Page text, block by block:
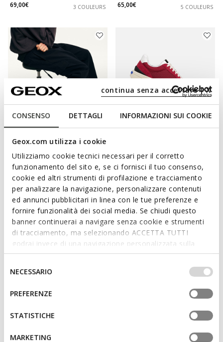
CONSENSO DETTAGLI INFORMAZIONI SUI COOKIE
Geox.com utilizza i cookie
Utilizziamo cookie tecnici necessari per il corretto
funzionamento del sito e, se ci fornisci il tuo consenso,
cookie ed altri strumenti di profilazione e tracciamento
per analizzare la navigazione, personalizzare contenuti
ed annunci pubblicitari in linea con le tue preferenze e
fornire funzionalità dei social media. Se chiudi questo
banner continuerai a navigare senza cookie e strumenti
di tracciamento, ma selezionando ACCETTA TUTTI
godrai invece di una navigazione personalizzata sulla
base dei tuoi gusti ed interessi. Selezionando
IMPOSTAZIONI potrai anche scegliere quali cookies ed
altri strumenti di tracciamento autorizzare. Per maggiori
informazioni o per modificare in qualsiasi momento le
tue impostazioni, visita la nostra
del
consenso
NECESSARIO
PREFERENZE
STATISTICHE
MARKETING
continua senza accettare | X
69,00€
3 COULEURS
65,00€
5 COULEURS
DERNIERS PRIX D'ÉTÉ
Baskets basse Vintage
99,00€
3 COULEURS
Baskets en cuir
69,00€
4 COULEURS
Baskets slip in